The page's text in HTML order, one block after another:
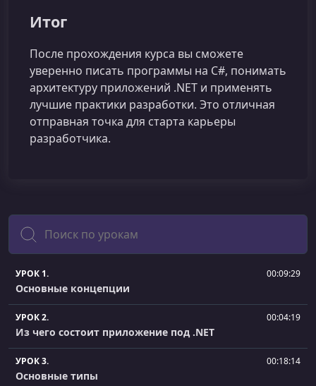
Итог
После прохождения курса вы сможете
уверенно писать программы на C#, понимать
архитектуру приложений .NET и применять
лучшие практики разработки. Это отличная
отправная точка для старта карьеры
разработчика.
Поиск
УРОК 1. 00:09:29
Основные концепции
УРОК 2. 00:04:19
Из чего состоит приложение под .NET
УРОК 3. 00:18:14
Основные типы